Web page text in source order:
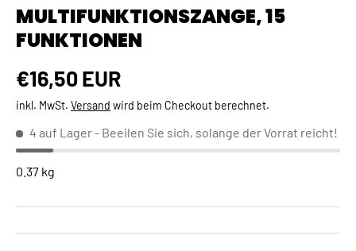
MULTIFUNKTIONSZANGE, 15
FUNKTIONEN
Normaler Preis
€16,50 EUR
inkl. MwSt. Versand wird beim Checkout berechnet.
4 auf Lager- Beeilen Sie sich, solange der Vorrat reicht!
0.37 kg